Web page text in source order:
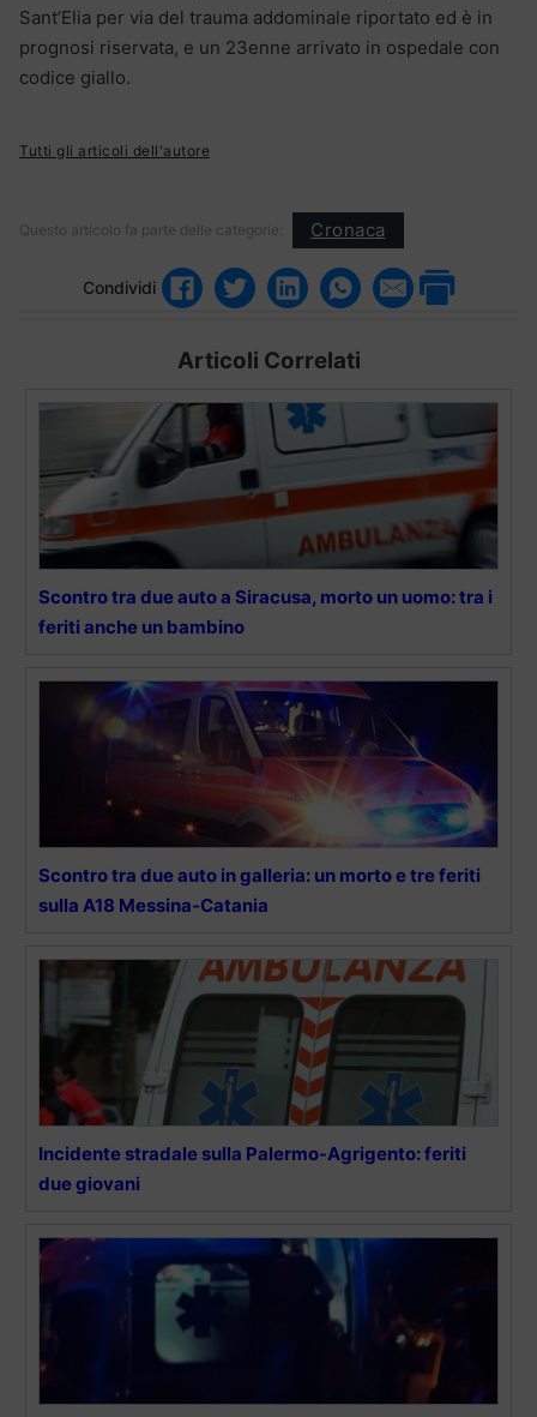
Sant’Elia per via del trauma addominale riportato ed è in
prognosi riservata, e un 23enne arrivato in ospedale con
codice giallo.
Tutti gli articoli dell'autore
Questo articolo fa parte delle categorie: Cronaca
Condividi
Articoli Correlati
Scontro tra due auto a Siracusa, morto un uomo: tra i
feriti anche un bambino
Scontro tra due auto in galleria: un morto e tre feriti
sulla A18 Messina-Catania
Incidente stradale sulla Palermo-Agrigento: feriti
due giovani